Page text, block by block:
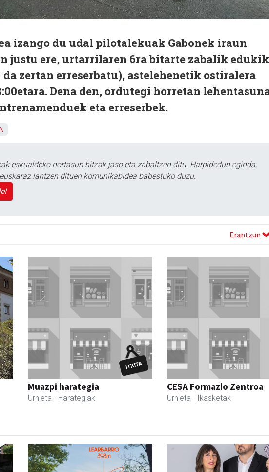
izango du udal pilotalekuak Gabonek iraun
justu ere, urtarrilaren 6ra bitarte zabalik
da zertan erreserbatu), astelehenetik ostiralera
Dena den, ordutegi horretan
eta erreserbek.
eskualdeko nortasun hitzak jaso eta zabaltzen ditu. Harpidedun eginda,
lantzen dituen komunikabidea babestuko duzu.
Erantzun
Muazpi harategia
Urnieta - Harategiak
CESA Formazio Zentroa
Urnieta - Ikasketak